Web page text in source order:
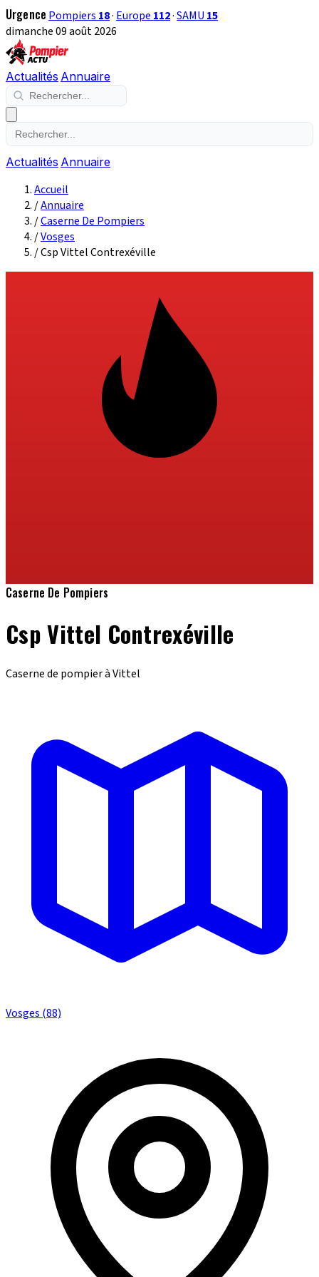
Urgence Pompiers 18· Europe 112·SAMU 15
dimanche 09 août 2026
Actualités Annuaire
Actualités Annuaire
Accueil
/Annuaire
/Caserne De Pompiers
/Vosges
/Csp Vittel Contrexéville
Caserne De Pompiers
Csp Vittel Contrexéville
Caserne de pompier à Vittel
Vosges (88)